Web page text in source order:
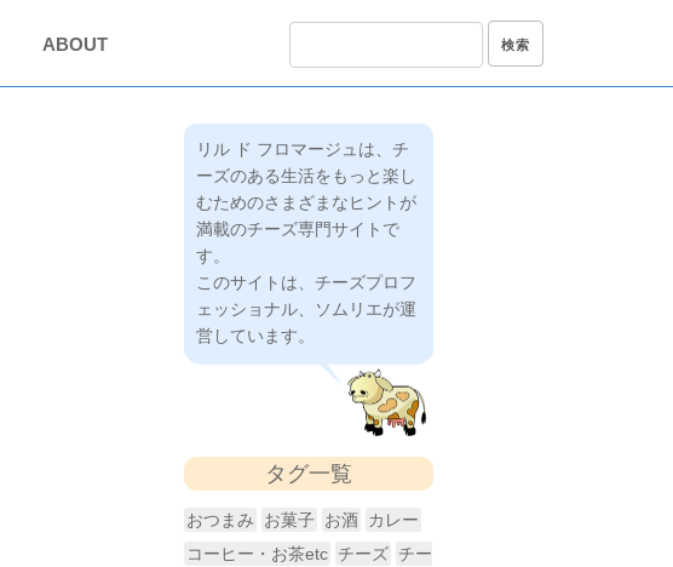
ABOUT
リル ド フロマージュは、チ
ーズのある生活をもっと楽し
むためのさまざまなヒントが
満載のチーズ専門サイトで
す。
このサイトは、チーズプロフ
ェッショナル、ソムリエが運
営しています。
タグ一覧
おつまみ お菓子 お酒
カレー
コーヒー・お茶etc チーズ チー